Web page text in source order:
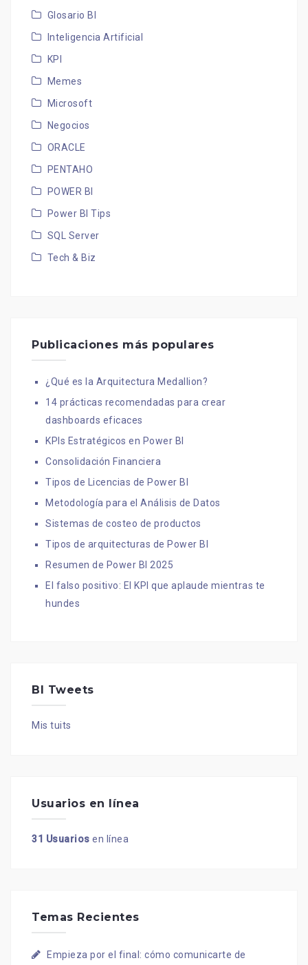
Glosario BI
Inteligencia Artificial
KPI
Memes
Microsoft
Negocios
ORACLE
PENTAHO
POWER BI
Power BI Tips
SQL Server
Tech & Biz
Publicaciones más populares
¿Qué es la Arquitectura Medallion?
14 prácticas recomendadas para crear
dashboards eficaces
KPIs Estratégicos en Power BI
Consolidación Financiera
Tipos de Licencias de Power BI
Metodología para el Análisis de Datos
Sistemas de costeo de productos
Tipos de arquitecturas de Power BI
Resumen de Power BI 2025
El falso positivo: El KPI que aplaude mientras te
hundes
BI Tweets
Mis tuits
Usuarios en línea
31 Usuarios en línea
Temas Recientes
Empieza por el final: cómo comunicarte de